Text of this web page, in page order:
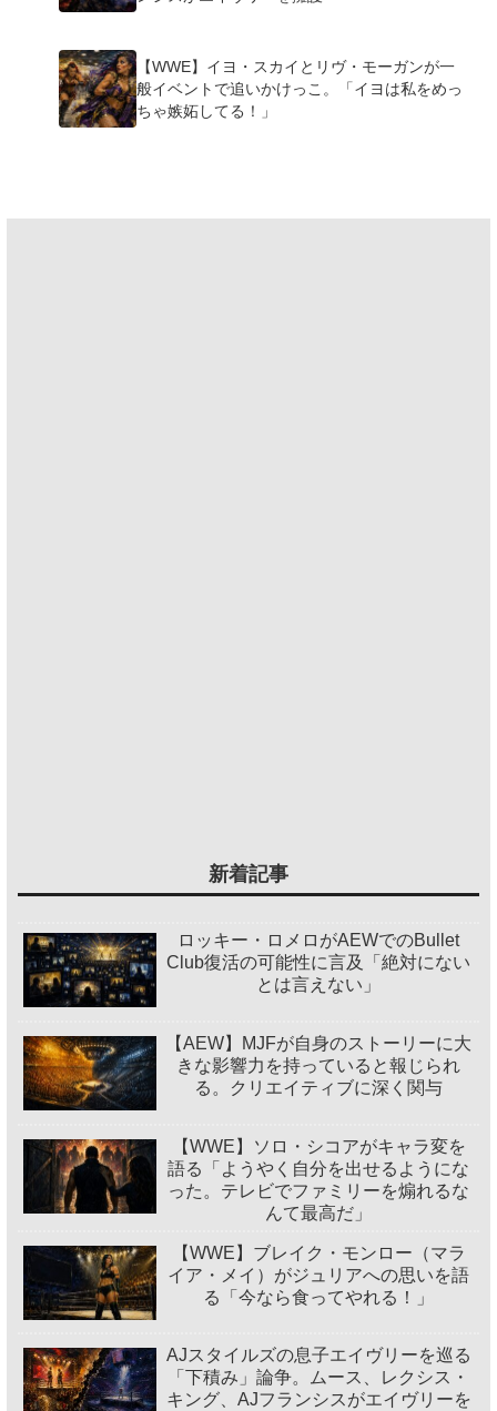
【WWE】イヨ・スカイとリヴ・モーガンが一
般イベントで追いかけっこ。「イヨは私をめっ
ちゃ嫉妬してる！」
新着記事
ロッキー・ロメロがAEWでのBullet
Club復活の可能性に言及「絶対にない
とは言えない」
【AEW】MJFが自身のストーリーに大
きな影響力を持っていると報じられ
る。クリエイティブに深く関与
【WWE】ソロ・シコアがキャラ変を
語る「ようやく自分を出せるようにな
った。テレビでファミリーを煽れるな
んて最高だ」
【WWE】ブレイク・モンロー（マラ
イア・メイ）がジュリアへの思いを語
る「今なら食ってやれる！」
AJスタイルズの息子エイヴリーを巡る
「下積み」論争。ムース、レクシス・
キング、AJフランシスがエイヴリーを